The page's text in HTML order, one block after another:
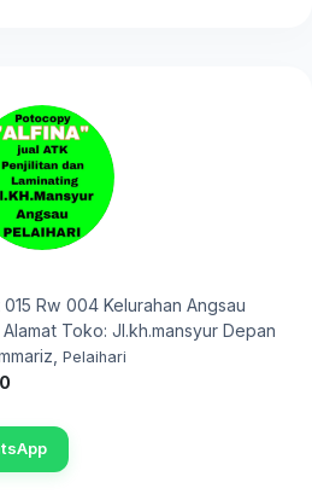
Rw 004 Kelurahan Angsau
Toko: Jl.kh.mansyur Depan
Pelaihari